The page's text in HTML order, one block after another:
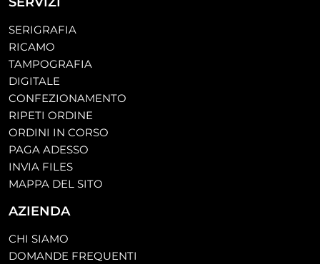
SERIGRAFIA
RICAMO
TAMPOGRAFIA
DIGITALE
CONFEZIONAMENTO
RIPETI ORDINE
ORDINI IN CORSO
PAGA ADESSO
INVIA FILES
MAPPA DEL SITO
AZIENDA
CHI SIAMO
DOMANDE FREQUENTI